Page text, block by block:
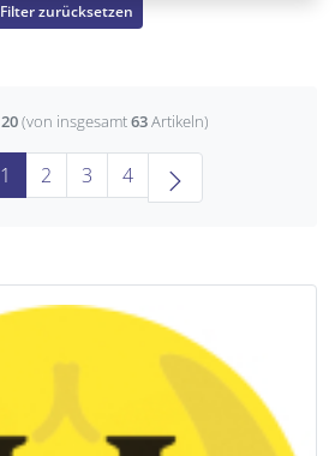
Filter zurücksetzen
20(von insgesamt63Artikeln)
1 (current)
2 3 4